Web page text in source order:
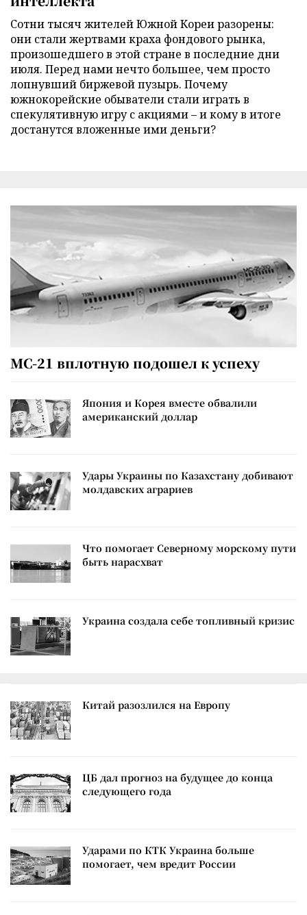
Сотни тысяч жителей Южной Кореи разорены:
они стали жертвами краха фондового рынка,
произошедшего в этой стране в последние дни
июля. Перед нами нечто большее, чем просто
лопнувший биржевой пузырь. Почему
южнокорейские обыватели стали играть в
спекулятивную игру с акциями – и кому в итоге
достанутся вложенные ими деньги?
МС-21 вплотную подошел к успеху
Япония и Корея вместе обвалили
американский доллар
Удары Украины по Казахстану добивают
молдавских аграриев
Что помогает Северному морскому пути
быть нарасхват
Украина создала себе топливный кризис
Китай разозлился на Европу
ЦБ дал прогноз на будущее до конца
следующего года
Ударами по КТК Украина больше
помогает, чем вредит России